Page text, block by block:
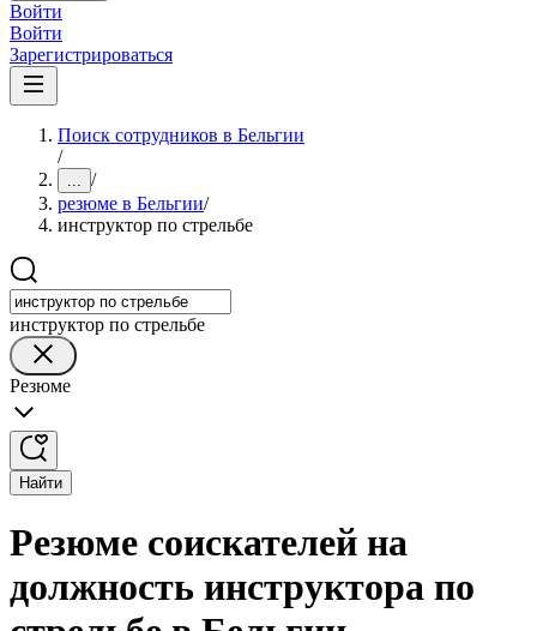
Войти
Войти
Зарегистрироваться
Поиск сотрудников в Бельгии
/
... /
резюме в Бельгии/
инструктор по стрельбе
инструктор по стрельбе
Резюме
Найти
Резюме соискателей на
должность инструктора по